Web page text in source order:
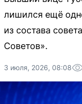
лишился ещё
из состава
Советов».
3 июля, 2026, 08:08